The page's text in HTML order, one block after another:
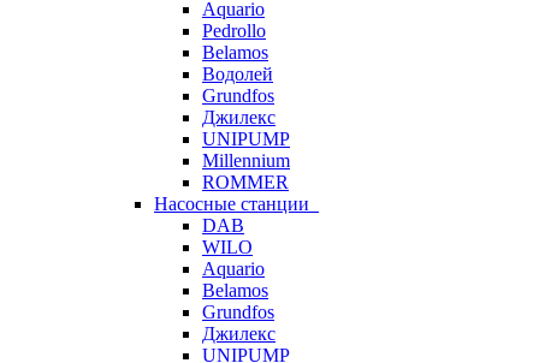
Aquario
Pedrollo
Belamos
Водолей
Grundfos
Джилекс
UNIPUMP
Millennium
ROMMER
Насосные станции
DAB
WILO
Aquario
Belamos
Grundfos
Джилекс
UNIPUMP